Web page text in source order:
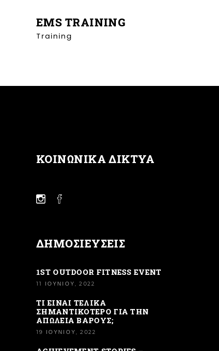
EMS TRAINING
Training
ΚΟΙΝΩΝΙΚΆ ΔΊΚΤΥΑ
ΔΗΜΟΣΙΕΎΣΕΙΣ
1ST OUTDOOR FITNESS EVENT
11 ΙΟΥΝΊΟΥ, 2022
ΤΙ ΕΙΝΑΙ ΤΕΛΙΚΑ
ΣΗΜΑΝΤΙΚΟΤΕΡΟ ΓΙΑ ΤΗΝ
ΑΠΩΛΕΙΑ ΒΑΡΟΥΣ;
19 ΙΟΥΝΊΟΥ, 2022